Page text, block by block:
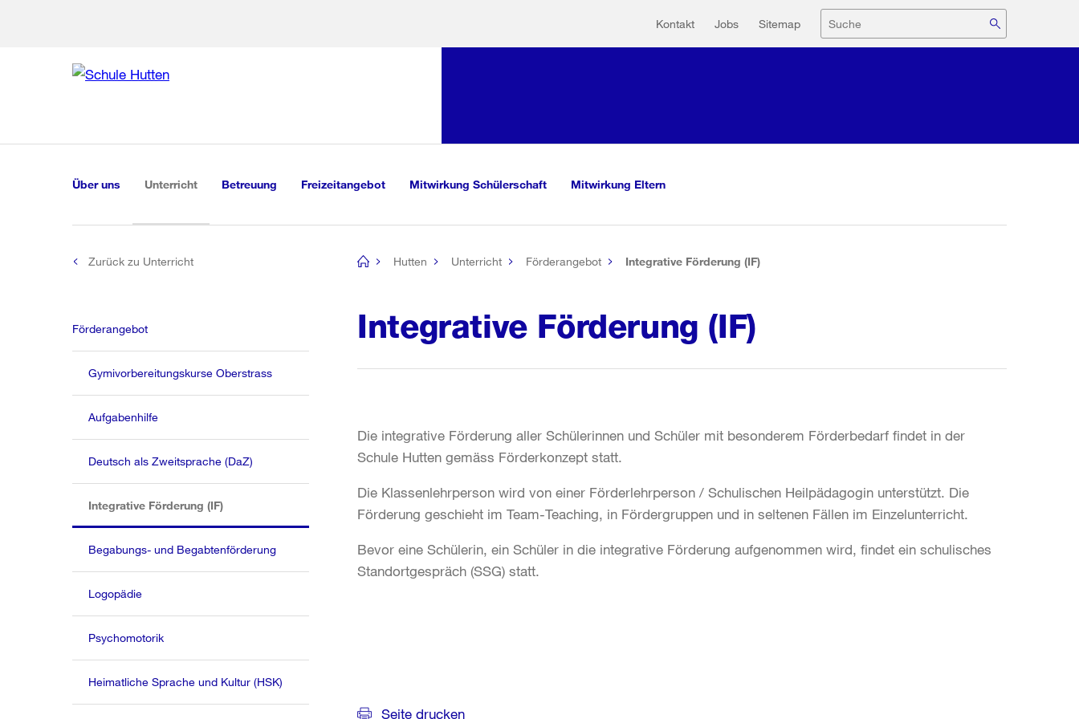
Hilfsnavigation
Kontakt Jobs Sitemap Suche
Navigation
Über uns Unterricht(aktiv)Betreuung Freizeitangebot Mitwirkung Schülerschaft Mitwirkung Eltern
[no
Hutten Unterricht Förderangebot Integrative Förderung (IF)
Integrative Förderung (IF)
Die integrative Förderung aller Schülerinnen und Schüler mit besonderem Förderbedarf findet in der
Schule Hutten gemäss Förderkonzept statt.
Die Klassenlehrperson wird von einer Förderlehrperson / Schulischen Heilpädagogin unterstützt. Die
Förderung geschieht im Team-Teaching, in Fördergruppen und in seltenen Fällen im Einzelunterricht.
Bevor eine Schülerin, ein Schüler in die integrative Förderung aufgenommen wird, findet ein schulisches
Standortgespräch (SSG) statt.
Seite drucken
Zurück zu Unterricht
Förderangebot
Gymivorbereitungskurse Oberstrass
Aufgabenhilfe
Deutsch als Zweitsprache (DaZ)
Integrative Förderung (IF)(aktiv)
Begabungs- und Begabtenförderung
Logopädie
Psychomotorik
Heimatliche Sprache und Kultur (HSK)